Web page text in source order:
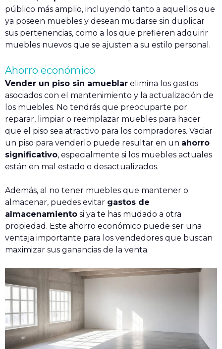
público más amplio, incluyendo tanto a aquellos que
ya poseen muebles y desean mudarse sin duplicar
sus pertenencias, como a los que prefieren adquirir
muebles nuevos que se ajusten a su estilo personal.
Ahorro económico
Vender un piso sin amueblar elimina los gastos
asociados con el mantenimiento y la actualización de
los muebles. No tendrás que preocuparte por
reparar, limpiar o reemplazar muebles para hacer
que el piso sea atractivo para los compradores. Vaciar
un piso para venderlo puede resultar en un ahorro
significativo, especialmente si los muebles actuales
están en mal estado o desactualizados.
Además, al no tener muebles que mantener o
almacenar, puedes evitar gastos de
almacenamiento si ya te has mudado a otra
propiedad. Este ahorro económico puede ser una
ventaja importante para los vendedores que buscan
maximizar sus ganancias de la venta.